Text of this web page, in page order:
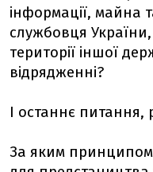
інформації, майна
службовця
території іншої
відрядженні?
І останнє питання,
За яким